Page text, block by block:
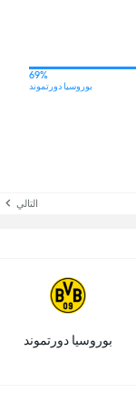
69%
بوروسيا دورتموند
التالي
بوروسيا دورتموند